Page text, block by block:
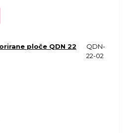
ploče QDN 22
QDN-
22-02